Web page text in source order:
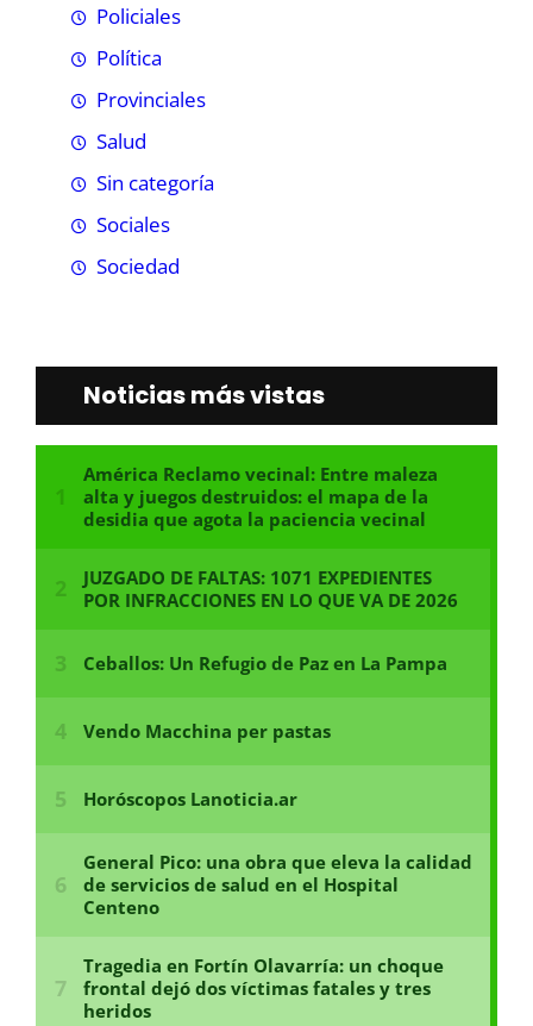
Policiales
Política
Provinciales
Salud
Sin categoría
Sociales
Sociedad
Noticias más vistas